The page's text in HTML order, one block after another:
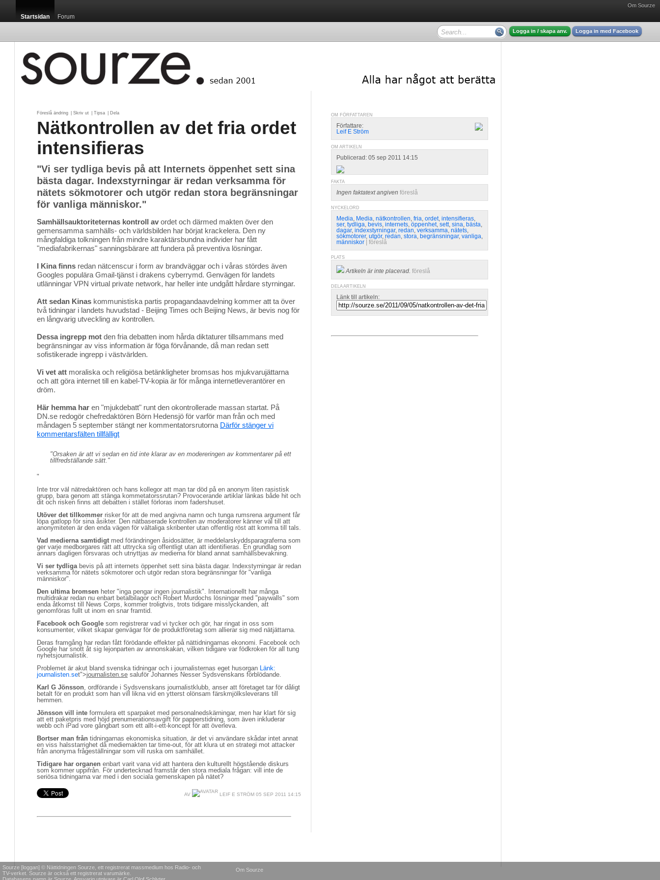
Om Sourze
Startsidan Forum
Logga in / skapa anv. Logga in med Facebook
Föreslå ändring Skriv ut Tipsa Dela
Nätkontrollen av det fria ordet
intensifieras
"Vi ser tydliga bevis på att Internets öppenhet sett sina
bästa dagar. Indexstyrningar är redan verksamma för
nätets sökmotorer och utgör redan stora begränsningar
för vanliga människor."
Samhällsauktoriteternas kontroll av ordet och därmed makten över den
gemensamma samhälls- och världsbilden har börjat krackelera. Den ny
mångfaldiga tolkningen från mindre karaktärsbundna individer har fått
"mediafabrikernas" sanningsbärare att fundera på preventiva lösningar.
I Kina finns redan nätcenscur i form av brandväggar och i våras stördes även
Googles populära Gmail-tjänst i drakens cyberrymd. Genvägen för landets
utlänningar VPN virtual private network, har heller inte undgått hårdare styrningar.
Att sedan Kinas kommunistiska partis propagandaavdelning kommer att ta över
två tidningar i landets huvudstad - Beijing Times och Beijing News, är bevis nog för
en långvarig utveckling av kontrollen.
Dessa ingrepp mot den fria debatten inom hårda diktaturer tillsammans med
begränsningar av viss information är föga förvånande, då man redan sett
sofistikerade ingrepp i västvärlden.
Vi vet att moraliska och religiösa betänkligheter bromsas hos mjukvarujättarna
och att göra internet till en kabel-TV-kopia är för många internetleverantörer en
dröm.
Här hemma har en "mjukdebatt" runt den okontrollerade massan startat. På
DN.se redogör chefredaktören Börn Hedensjö för varför man från och med
måndagen 5 september stängt ner kommentatorsrutorna Därför stänger vi
kommentarsfälten tillfälligt
"Orsaken är att vi sedan en tid inte klarar av en modereringen av kommentarer på ett
tillfredställande sätt."
"
Inte tror väl nätredaktören och hans kollegor att man tar död på en anonym liten rasistisk
grupp, bara genom att stänga kommetatorssrutan? Provocerande artiklar länkas både hit och
dit och risken finns att debatten i stället förloras inom fadershuset.
Utöver det tillkommer risker för att de med angivna namn och tunga rumsrena argument får
löpa gatlopp för sina åsikter. Den nätbaserade kontrollen av moderatorer känner väl till att
anonymiteten är den enda vägen för vältaliga skribenter utan offentlig röst att komma till tals.
Vad medierna samtidigt med förändringen åsidosätter, är meddelarskyddsparagraferna som
ger varje medborgares rätt att uttrycka sig offentligt utan att identifieras. En grundlag som
annars dagligen försvaras och utnyttjas av medierna för bland annat samhällsbevakning.
Vi ser tydligabevis på att internets öppenhet sett sina bästa dagar. Indexstyrningar är redan
verksamma för nätets sökmotorer och utgör redan stora begränsningar för "vanliga
människor".
Den ultima bromsen heter "inga pengar ingen journalistik". Internationellt har många
multidrakar redan nu enbart betalbilagor och Robert Murdochs lösningar med "paywalls" som
enda åtkomst till News Corps, kommer troligtvis, trots tidigare misslyckanden, att
genomföras fullt ut inom en snar framtid.
Facebook och Google som registrerar vad vi tycker och gör, har ringat in oss som
konsumenter, vilket skapar genvägar för de produktföretag som allierar sig med nätjättarna.
Deras framgång har redan fått förödande effekter på nättidningarnas ekonomi. Facebook och
Google har snott åt sig lejonparten av annonskakan, vilken tidigare var födkroken för all tung
nyhetsjournalistik.
Problemet är akut bland svenska tidningar och i journalisternas eget husorgan Länk:
journalisten.set">journalisten.se saluför Johannes Nesser Sydsvenskans förblödande.
Karl G Jönsson, ordförande i Sydsvenskans journalistklubb, anser att företaget tar för dåligt
betalt för en produkt som han vill likna vid en ytterst olönsam färskmjölksleverans till
hemmen.
Jönsson vill inte formulera ett sparpaket med personalnedskärningar, men har klart för sig
att ett paketpris med höjd prenumerationsavgift för papperstidning, som även inkluderar
webb och iPad vore gångbart som ett allt-i-ett-koncept för att överleva.
Bortser man från tidningarnas ekonomiska situation, är det vi användare skådar intet annat
en viss halsstarrighet då mediemakten tar time-out, för att klura ut en strategi mot attacker
från anonyma frågeställningar som vill ruska om samhället.
Tidigare har organen enbart varit vana vid att hantera den kulturellt högstående diskurs
som kommer uppifrån. För undertecknad framstår den stora mediala frågan: vill inte de
seriösa tidningarna var med i den sociala gemenskapen på nätet?
AV LEIF E STRÖM 05 SEP 2011 14:15
OM FÖRFATTAREN
Författare:
Leif E Ström
OM ARTIKELN
Publicerad: 05 sep 2011 14:15
FAKTA
Ingen faktatext angiven föreslå
NYCKELORD
Media, Media, nätkontrollen, fria, ordet, intensifieras,
ser, tydliga, bevis, internets, öppenhet, sett, sina, bästa,
dagar, indexstyrningar, redan, verksamma, nätets,
sökmotorer, utgör, redan, stora, begränsningar, vanliga,
människor
föreslå
PLATS
Artikeln är inte placerad. föreslå
DELA ARTIKELN
Länk till artikeln:
Sourze [loggan] © Nättidningen Sourze, ett registrerat massmedium hos Radio- och
TV-verket. Sourze är också ett registrerat varumärke.
Om Sourze